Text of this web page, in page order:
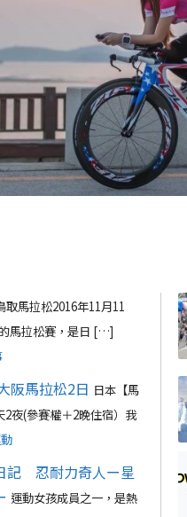
取馬拉松2016年11月11
馬拉松賽，是日 […]
阪馬拉松2日 日本【馬
夜(參賽權＋2晚住宿）我
記 忍耐力奇人ー星
運動女孩成員之一，是熱